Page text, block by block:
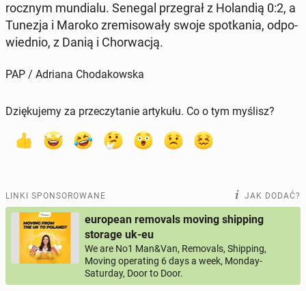
rocz­nym mun­dia­lu. Senegal prze­grał z Ho­lan­dią 0:2, a
Tunezja i Maroko zre­mi­so­wa­ły swoje spo­tka­nia, od­po­
wied­nio, z Danią i Chor­wa­cją.
PAP / Adriana Chodakowska
Dziękujemy za przeczytanie artykułu. Co o tym myślisz?
LINKI SPONSOROWANE JAK DODAĆ?
european removals moving shipping
storage uk-eu
We are No1 Man&Van, Removals, Shipping,
Moving operating 6 days a week, Monday-
Saturday, Door to Door.